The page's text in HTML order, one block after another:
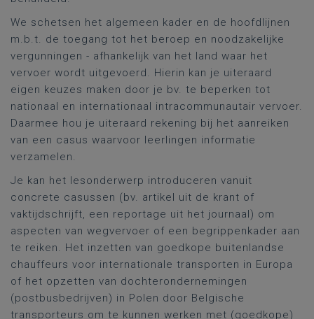
We schetsen het algemeen kader en de hoofdlijnen
m.b.t. de toegang tot het beroep en noodzakelijke
vergunningen - afhankelijk van het land waar het
vervoer wordt uitgevoerd. Hierin kan je uiteraard
eigen keuzes maken door je bv. te beperken tot
nationaal en internationaal intracommunautair vervoer.
Daarmee hou je uiteraard rekening bij het aanreiken
van een casus waarvoor leerlingen informatie
verzamelen.
Je kan het lesonderwerp introduceren vanuit
concrete casussen (bv. artikel uit de krant of
vaktijdschrijft, een reportage uit het journaal) om
aspecten van wegvervoer of een begrippenkader aan
te reiken. Het inzetten van goedkope buitenlandse
chauffeurs voor internationale transporten in Europa
of het opzetten van dochterondernemingen
(postbusbedrijven) in Polen door Belgische
transporteurs om te kunnen werken met (goedkope)